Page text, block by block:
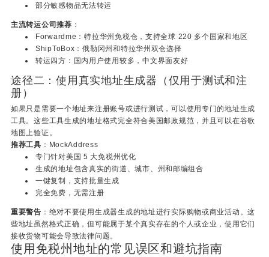
部分敏感物品无法转运
主流转运公司推荐 ：
Forwardme：特拉华州免税仓，支持全球 220 多个国家和地区
ShipToBox：俄勒冈州和特拉华州双仓选择
转运四方：国内用户使用较多，中文界面友好
途径二：使用真实地址生成器（仅用于测试和注
册）
如果只是需要一个地址来注册账号或进行测试，可以使用专门的地址生成
工具。这些工具生成的地址格式完全符合美国邮政规范，并且可以在谷歌
地图上验证。
推荐工具 ：MockAddress
专门针对美国 5 大免税州优化
生成的地址包含真实的街道、城市、州和邮编组合
一键复制，支持批量生成
完全免费，无需注册
重要警告 ：绝对不要使用生成器生成的地址进行实际购物或商业活动。这
些地址虽然格式正确，但可能属于某个真实存在的个人或企业，使用它们
接收货物可能会导致法律问题。
使用免税州地址的常见误区和避坑指南